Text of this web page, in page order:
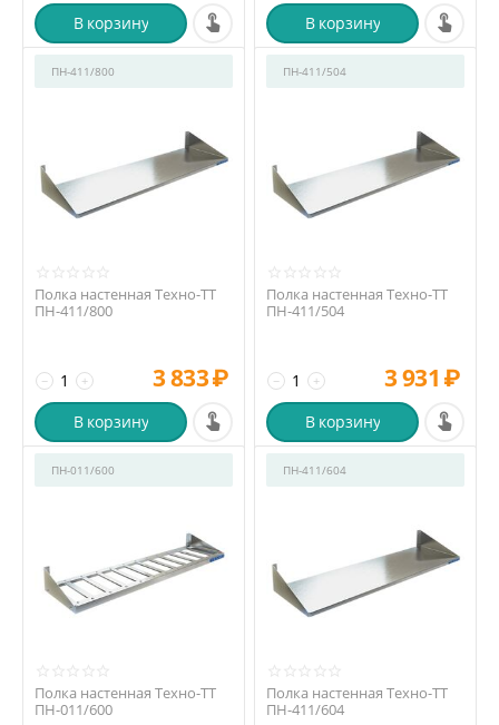
В корзину В корзину
ПН-411/800
Полка настенная Техно-ТТ
ПН-411/800
+
− 3 833₽
В корзину
ПН-411/504
Полка настенная Техно-ТТ
ПН-411/504
+
− 3 931 ₽
В корзину
ПН-011/600
Полка настенная Техно-ТТ
ПН-011/600
ПН-411/604
Полка настенная Техно-ТТ
ПН-411/604